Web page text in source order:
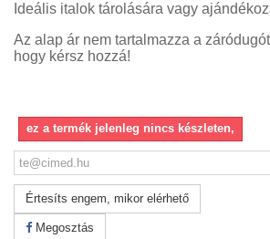
Ideális italok tárolására vagy
Az alap ár nem tartalmazza a
hogy kérsz hozzá!
ez a termék jelenleg nincs készleten,
Értesíts engem, mikor elérhető
Megosztás